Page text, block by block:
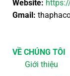
Website:
Gmail:
VỀ CHÚNG TÔI
Giới thiệu